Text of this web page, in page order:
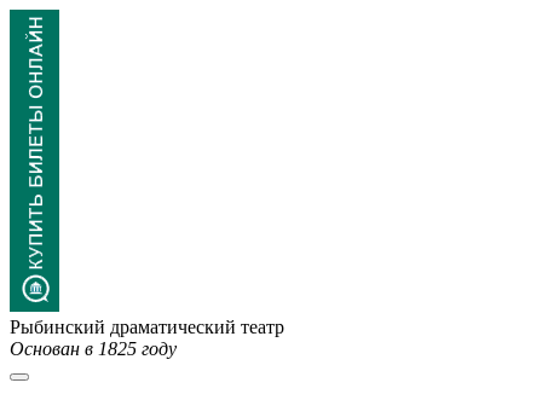
Рыбинский драматический театр
Основан в 1825 году